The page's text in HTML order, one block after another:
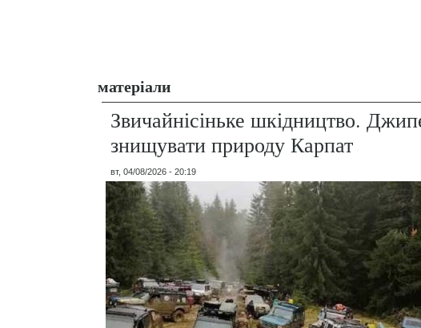
матеріали
Звичайнісіньке шкідництво.
знищувати природу Карпат
вт, 04/08/2026 - 20:19